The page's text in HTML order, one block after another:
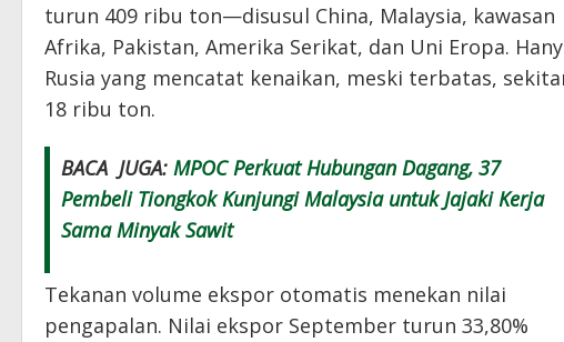
turun 409 ribu ton—disusul China, Malaysia, kawasan
Afrika, Pakistan, Amerika Serikat, dan Uni Eropa.
Rusia yang mencatat kenaikan, meski terbatas,
18 ribu ton.
BACA JUGA: MPOC Perkuat Hubungan Dagang, 37
Pembeli Tiongkok Kunjungi Malaysia untuk Jajaki Kerja
Sama Minyak Sawit
Tekanan volume ekspor otomatis menekan nilai
pengapalan. Nilai ekspor September turun 33,80%